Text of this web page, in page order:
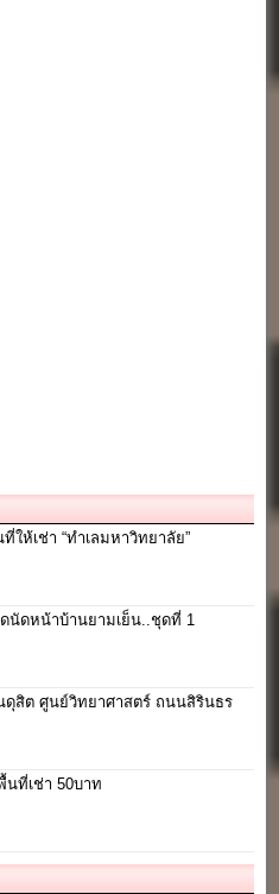
ให้เช่า “ทำเลมหาวิทยาลัย”
นัดหน้าบ้านยามเย็น..ชุดที่ 1
สิต ศูนย์วิทยาศาสตร์ ถนนสิรินธร
นที่เช่า 50บาท